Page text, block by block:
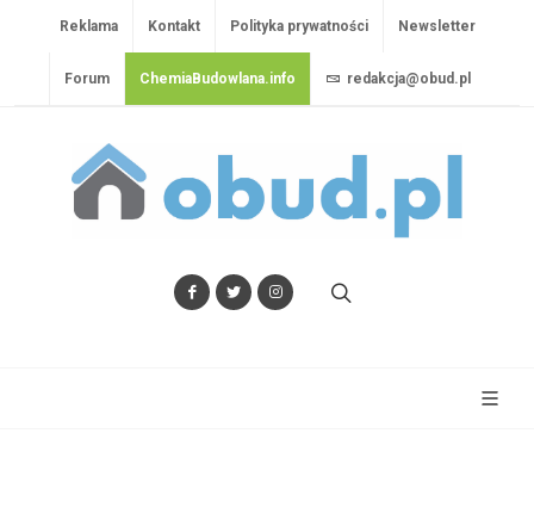
Reklama Kontakt Polityka prywatności Newsletter
Forum ChemiaBudowlana.info redakcja@obud.pl